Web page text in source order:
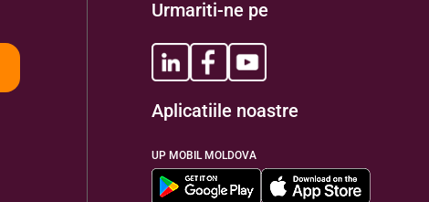
Urmariti-ne pe
Aplicatiile noastre
UP MOBIL MOLDOVA